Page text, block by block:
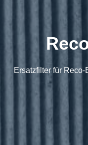
Ersatzfilter für